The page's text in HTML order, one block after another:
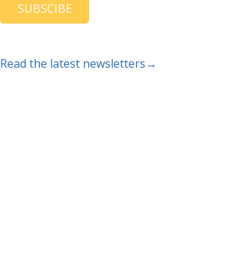
SUBSCIBE
Read the latest newsletters→